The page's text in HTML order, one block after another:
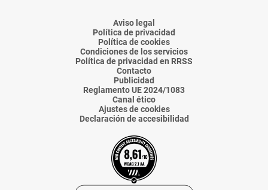
AlmeríaAlmeríaAlmería
Almería
Aviso legal
Política de privacidad
Política de cookies
Condiciones de los servicios
Política de privacidad en RRSS
Contacto
Publicidad
Reglamento UE 2024/1083
Canal ético
Ajustes de cookies
Declaración de accesibilidad